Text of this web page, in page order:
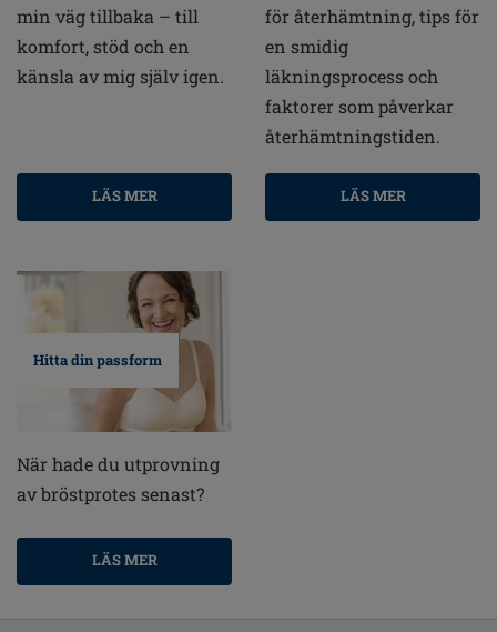
min väg tillbaka – till
komfort, stöd och en
känsla av mig själv igen.
LÄS MER
för återhämtning, tips för
en smidig
läkningsprocess och
faktorer som påverkar
återhämtningstiden.
LÄS MER
Hitta din passform
När hade du utprovning
av bröstprotes senast?
LÄS MER